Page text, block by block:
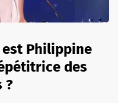
est Philippine
des
?